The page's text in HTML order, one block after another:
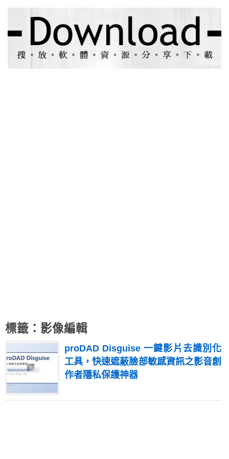
標籤：影像編輯
proDAD Disguise 一鍵影片去識別化
工具，快速遮蔽臉部敏感資訊之影音創
作者隱私保護神器